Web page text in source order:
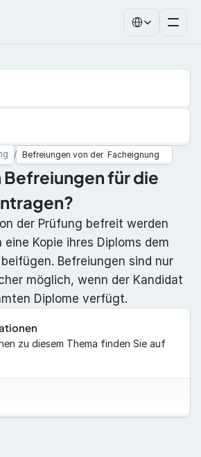
/ Befreiungen von der  Facheignung
Befreiungen für die
der Prüfung befreit werden
Kopie ihres Diploms dem
Befreiungen sind nur
möglich, wenn der Kandidat
Diplome verfügt.
zu diesem Thema finden Sie auf